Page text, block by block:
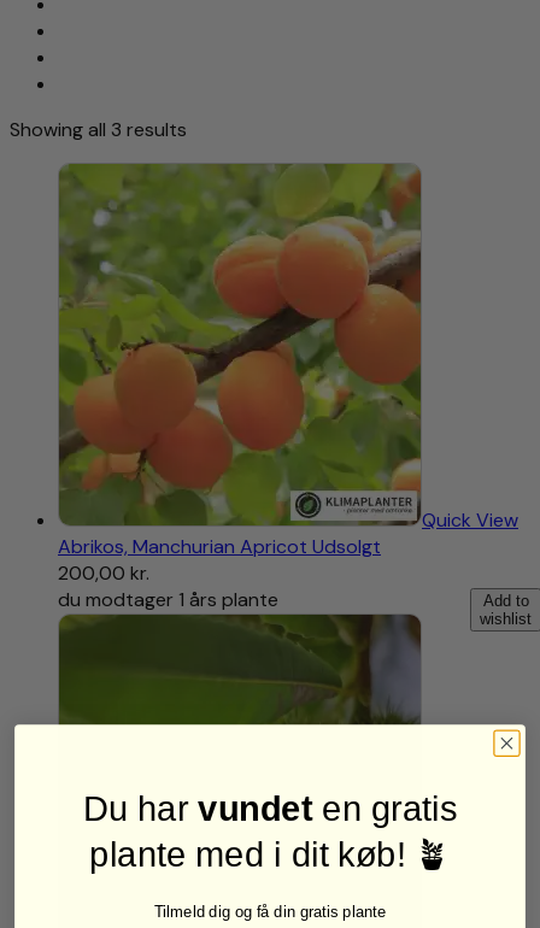
Showing all 3 results
Quick View
Abrikos, Manchurian Apricot Udsolgt
200,00 kr.
Add to
wishlist
du modtager 1 års plante
Du harvundeten gratis
plante med i dit køb! 🪴
Tilmeld dig og få din gratis plante